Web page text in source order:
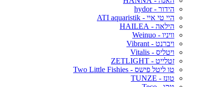
הידור - hydor
היי טי איי - ATI aquaristik
הילאה - HAILEA
וויניו - Weinuo
ויברנט - Vibrant
ויטליס - Vitalis
זטלייט - ZETLIGHT
טו ליטל פישס - Two Little Fishies
טונז - TUNZE